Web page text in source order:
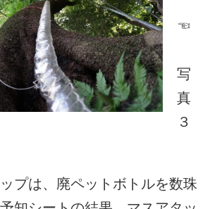
☜
写
真
３
プは、廃ペットボトルを数珠